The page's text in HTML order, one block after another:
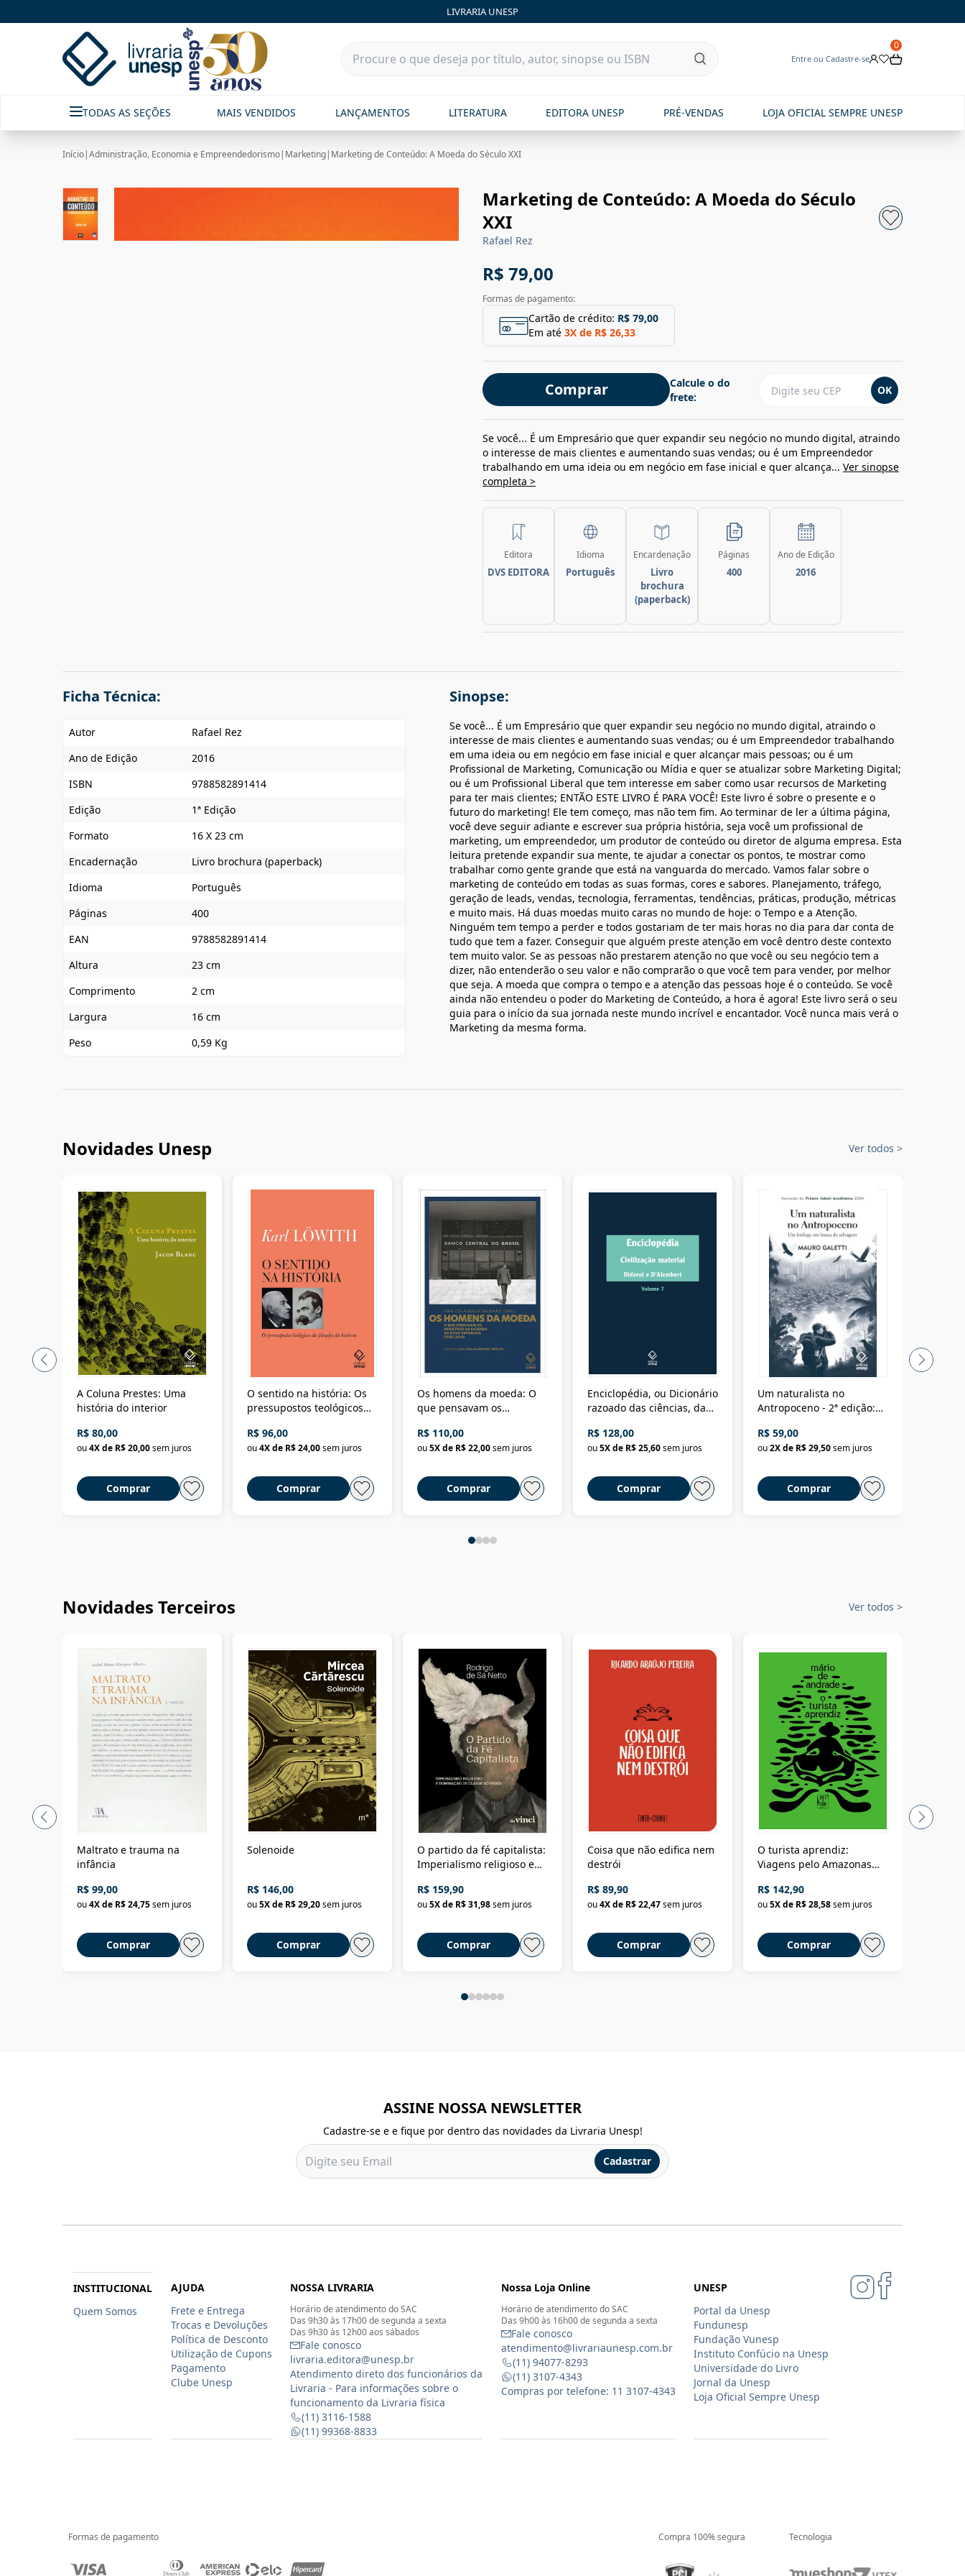
LIVRARIA UNESP
Entre ou Cadastre-se
0
TODAS AS SEÇÕES MAIS VENDIDOS LANÇAMENTOS LITERATURA EDITORA UNESP PRÉ-VENDAS LOJA OFICIAL SEMPRE UNESP
Início|Administração, Economia e Empreendedorismo| Marketing| Marketing de Conteúdo: A Moeda do Século XXI
Marketing de Conteúdo: A Moeda do Século
XXI
Rafael Rez
R$ 79,00
Formas de pagamento:
Cartão de crédito: R$ 79,00
Em até 3X de R$ 26,33
Comprar
Calcule o do
frete:
OK
Se você... É um Empresário que quer expandir seu negócio no mundo digital, atraindo
o interesse de mais clientes e aumentando suas vendas; ou é um Empreendedor
trabalhando em uma ideia ou em negócio em fase inicial e quer alcança... Ver sinopse
completa >
Editora
DVS EDITORA
Idioma
Português
Encardenação
Livro
brochura
(paperback)
Páginas
400
Ano de Edição
2016
Ficha Técnica:
Autor
Rafael Rez
Ano de Edição
2016
ISBN
9788582891414
Edição
1ª Edição
Formato
16 X 23 cm
Encadernação
Livro brochura (paperback)
Idioma
Português
Páginas
400
EAN
9788582891414
Altura
23 cm
Comprimento
2 cm
Largura
16 cm
Peso
0,59 Kg
Sinopse:
Se você... É um Empresário que quer expandir seu negócio no mundo digital, atraindo o
interesse de mais clientes e aumentando suas vendas; ou é um Empreendedor trabalhando
em uma ideia ou em negócio em fase inicial e quer alcançar mais pessoas; ou é um
Profissional de Marketing, Comunicação ou Mídia e quer se atualizar sobre Marketing Digital;
ou é um Profissional Liberal que tem interesse em saber como usar recursos de Marketing
para ter mais clientes; ENTÃO ESTE LIVRO É PARA VOCÊ! Este livro é sobre o presente e o
futuro do marketing! Ele tem começo, mas não tem fim. Ao terminar de ler a última página,
você deve seguir adiante e escrever sua própria história, seja você um profissional de
marketing, um empreendedor, um produtor de conteúdo ou diretor de alguma empresa. Esta
leitura pretende expandir sua mente, te ajudar a conectar os pontos, te mostrar como
trabalhar como gente grande que está na vanguarda do mercado. Vamos falar sobre o
marketing de conteúdo em todas as suas formas, cores e sabores. Planejamento, tráfego,
geração de leads, vendas, tecnologia, ferramentas, tendências, práticas, produção, métricas
e muito mais. Há duas moedas muito caras no mundo de hoje: o Tempo e a Atenção.
Ninguém tem tempo a perder e todos gostariam de ter mais horas no dia para dar conta de
tudo que tem a fazer. Conseguir que alguém preste atenção em você dentro deste contexto
tem muito valor. Se as pessoas não prestarem atenção no que você ou seu negócio tem a
dizer, não entenderão o seu valor e não comprarão o que você tem para vender, por melhor
que seja. A moeda que compra o tempo e a atenção das pessoas hoje é o conteúdo. Se você
ainda não entendeu o poder do Marketing de Conteúdo, a hora é agora! Este livro será o seu
guia para o início da sua jornada neste mundo incrível e encantador. Você nunca mais verá o
Marketing da mesma forma.
Novidades Unesp Ver todos >
A Coluna Prestes: Uma
história do interior
R$ 80,00
ou4X de R$ 20,00sem juros
Comprar
O sentido na história: Os
pressupostos teológicos
R$ 96,00
ou4X de R$ 24,00sem juros
Comprar
Os homens da moeda: O
que pensavam os
Nova República (1985-
2018)
R$ 110,00
ou5X de R$ 22,00sem juros
Comprar
Enciclopédia, ou Dicionário
razoado das ciências, das
Civilização material
R$ 128,00
ou5X de R$ 25,60sem juros
Comprar
Um naturalista no
Antropoceno - 2ª edição:
selvagem
R$ 59,00
ou2X de R$ 29,50sem juros
Comprar
Novidades Terceiros Ver todos >
Maltrato e trauma na
infância
R$ 99,00
ou4X de R$ 24,75sem juros
Comprar
Solenoide
R$ 146,00
ou5X de R$ 29,20sem juros
Comprar
O partido da fé capitalista:
Imperialismo religioso e
Brasil
R$ 159,90
ou5X de R$ 31,98sem juros
Comprar
Coisa que não edifica nem
destrói
R$ 89,90
ou4X de R$ 22,47sem juros
Comprar
O turista aprendiz:
Viagens pelo Amazonas
até a Bolívia e por Marajó
até dizer chega
R$ 142,90
ou5X de R$ 28,58sem juros
Comprar
ASSINE NOSSA NEWSLETTER
Cadastre-se e e fique por dentro das novidades da Livraria Unesp!
Cadastrar
INSTITUCIONAL
Quem Somos
AJUDA
Frete e Entrega
Trocas e Devoluções
Política de Desconto
Utilização de Cupons
Pagamento
Clube Unesp
NOSSA LIVRARIA
Horário de atendimento do SAC
Das 9h30 às 17h00 de segunda a sexta
Das 9h30 às 12h00 aos sábados
Fale conosco
livraria.editora@unesp.br
Atendimento direto dos funcionários da
Livraria - Para informações sobre o
funcionamento da Livraria física
(11) 3116-1588
(11) 99368-8833
Nossa Loja Online
Horário de atendimento do SAC
Das 9h00 às 16h00 de segunda a sexta
Fale conosco
atendimento@livrariaunesp.com.br
(11) 94077-8293
(11) 3107-4343
Compras por telefone: 11 3107-4343
UNESP
Portal da Unesp
Fundunesp
Fundação Vunesp
Instituto Confúcio na Unesp
Universidade do Livro
Jornal da Unesp
Loja Oficial Sempre Unesp
Formas de pagamento Compra 100% segura Tecnologia